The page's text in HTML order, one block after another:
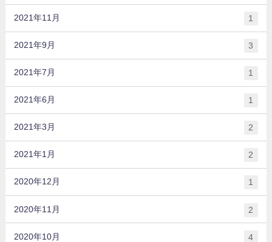
2021年11月 1
2021年9月 3
2021年7月 1
2021年6月 1
2021年3月 2
2021年1月 2
2020年12月 1
2020年11月 2
2020年10月 4